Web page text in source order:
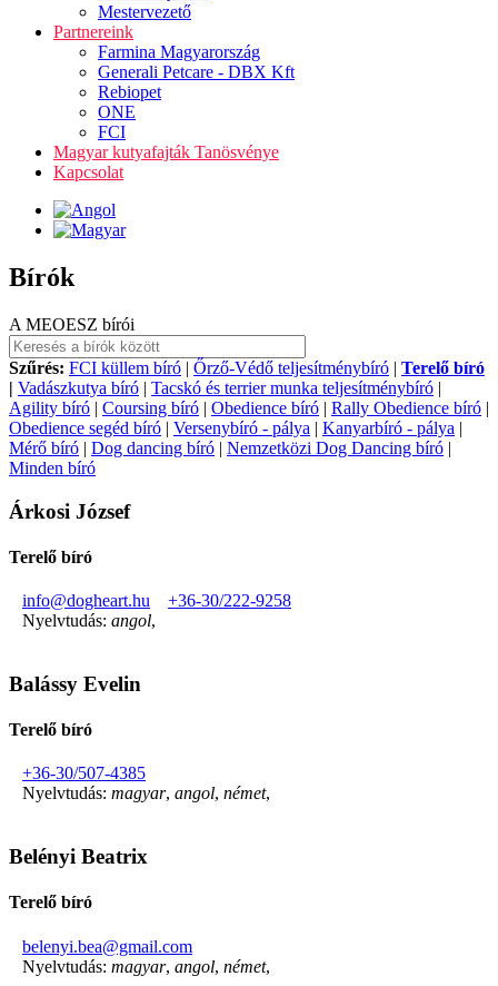
Mestervezető
Partnereink
Farmina Magyarország
Generali Petcare - DBX Kft
Rebiopet
ONE
FCI
Magyar kutyafajták Tanösvénye
Kapcsolat
Bírók
A MEOESZ bírói
Szűrés: FCI küllem bíró | Őrző-Védő teljesítménybíró | Terelő bíró
| Vadászkutya bíró | Tacskó és terrier munka teljesítménybíró |
Agility bíró | Coursing bíró | Obedience bíró | Rally Obedience bíró |
Obedience segéd bíró | Versenybíró - pálya | Kanyarbíró - pálya |
Mérő bíró | Dog dancing bíró | Nemzetközi Dog Dancing bíró |
Minden bíró
Árkosi József
Terelő bíró
info@dogheart.hu
+36-30/222-9258
Nyelvtudás: angol,
Balássy Evelin
Terelő bíró
+36-30/507-4385
Nyelvtudás: magyar, angol, német,
Belényi Beatrix
Terelő bíró
belenyi.bea@gmail.com
Nyelvtudás: magyar, angol, német,